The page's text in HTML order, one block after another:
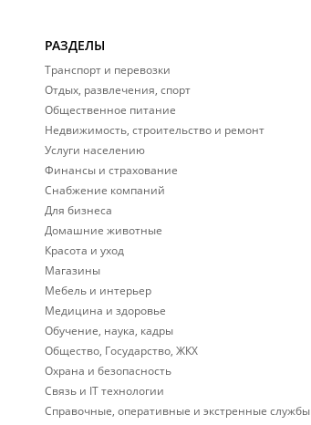
РАЗДЕЛЫ
Транспорт и перевозки
Отдых, развлечения, спорт
Общественное питание
Недвижимость, строительство и ремонт
Услуги населению
Финансы и страхование
Снабжение компаний
Для бизнеса
Домашние животные
Красота и уход
Магазины
Мебель и интерьер
Медицина и здоровье
Обучение, наука, кадры
Общество, Государство, ЖКХ
Охрана и безопасность
Связь и IT технологии
Справочные, оперативные и экстренные службы